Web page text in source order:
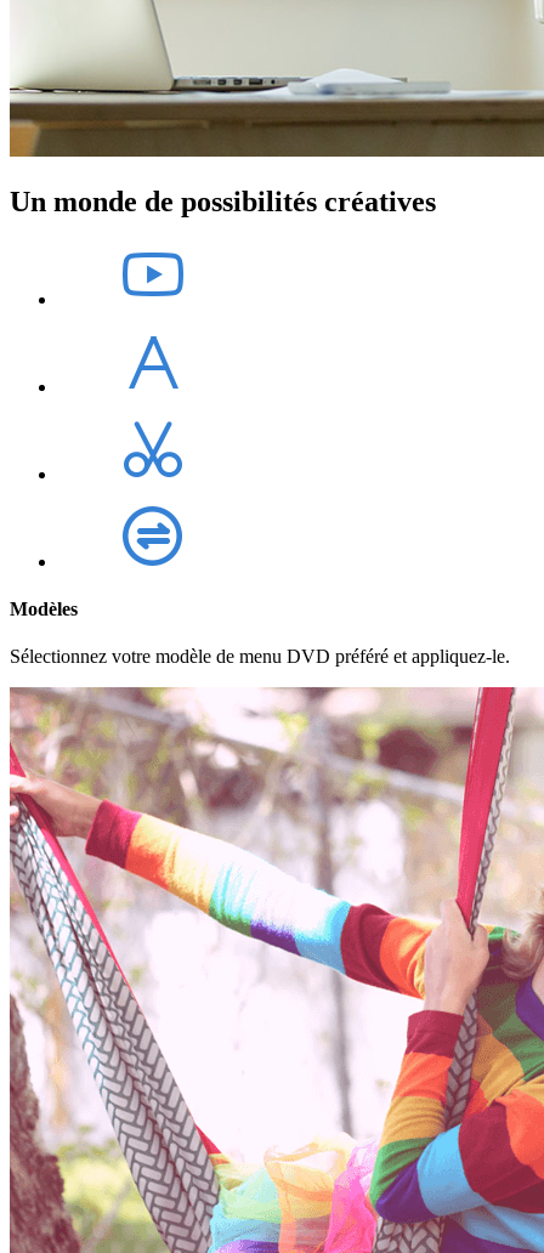
Un monde de possibilités créatives
Modèles
Sélectionnez votre modèle de menu DVD préféré et appliquez-le.